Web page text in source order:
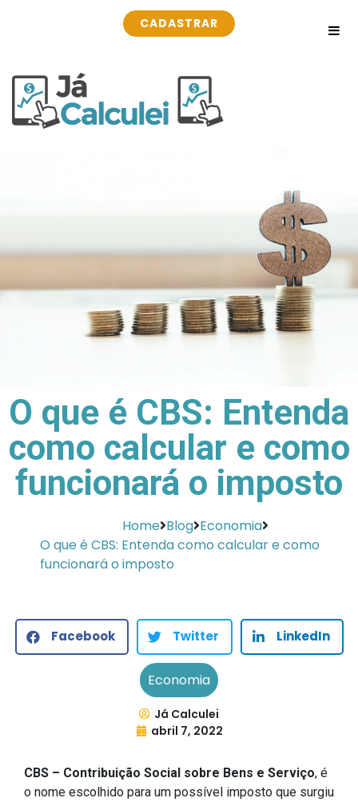
CADASTRAR
O que é CBS: Entenda
como calcular e como
funcionará o imposto
Home Blog Economia
O que é CBS: Entenda como calcular e como
funcionará o imposto
Facebook Twitter LinkedIn
Economia
Já Calculei
abril 7, 2022
CBS – Contribuição Social sobre Bens e Serviço, é
o nome escolhido para um possível imposto que surgiu